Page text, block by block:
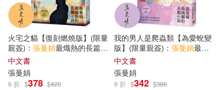
火宅之貓【復刻燃燒版】(限量
親簽)： 張曼娟最熾熱的長篇小
說
中文書
張曼娟
9 折 $378 $420
我的男人是爬蟲類【為愛蛻變
版】(限量親簽)： 張曼娟最瑰
麗的長篇小說
中文書
張曼娟
9 折 $342 $380